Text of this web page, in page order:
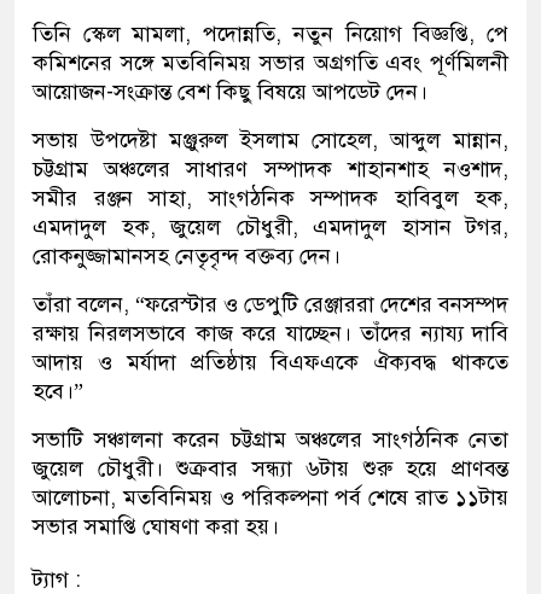
তিনি স্কেল মামলা, পদোন্নতি, নতুন নিয়োগ বিজ্ঞপ্তি, পে
কমিশনের সঙ্গে মতবিনিময় সভার অগ্রগতি এবং পূর্ণমিলনী
আয়োজন-সংক্রান্ত বেশ কিছু বিষয়ে আপডেট দেন।
সভায় উপদেষ্টা মঞ্জুরুল ইসলাম সোহেল, আব্দুল মান্নান,
চট্টগ্রাম অঞ্চলের সাধারণ সম্পাদক শাহানশাহ নওশাদ,
সমীর রঞ্জন সাহা, সাংগঠনিক সম্পাদক হাবিবুল হক,
এমদাদুল হক, জুয়েল চৌধুরী, এমদাদুল হাসান টগর,
রোকনুজ্জামানসহ নেতৃবৃন্দ বক্তব্য দেন।
তাঁরা বলেন, “ফরেস্টার ও ডেপুটি রেঞ্জাররা দেশের বনসম্পদ
রক্ষায় নিরলসভাবে কাজ করে যাচ্ছেন। তাঁদের ন্যায্য দাবি
আদায় ও মর্যাদা প্রতিষ্ঠায় বিএফএকে ঐক্যবদ্ধ থাকতে
হবে।”
সভাটি সঞ্চালনা করেন চট্টগ্রাম অঞ্চলের সাংগঠনিক নেতা
জুয়েল চৌধুরী। শুক্রবার সন্ধ্যা ৬টায় শুরু হয়ে প্রাণবন্ত
আলোচনা, মতবিনিময় ও পরিকল্পনা পর্ব শেষে রাত ১১টায়
সভার সমাপ্তি ঘোষণা করা হয়।
ট্যাগ :